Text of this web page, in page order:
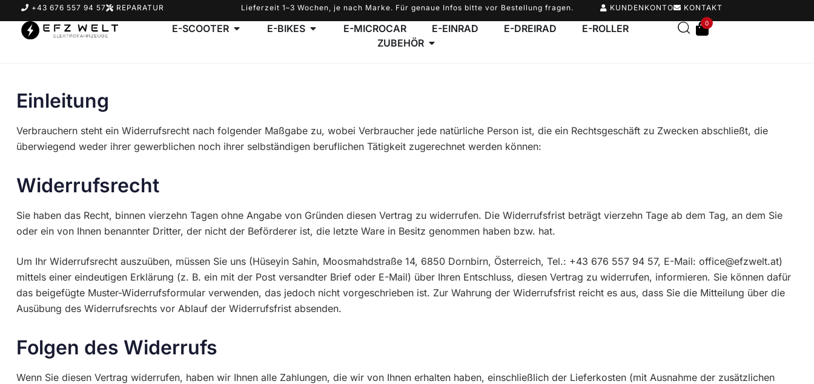
+43 676 557 94 57 REPARATUR Lieferzeit 1–3 Wochen, je nach Marke. Für genaue Infos bitte vor Bestellung fragen. KUNDENKONTO KONTAKT
E-SCOOTER E-BIKES E-MICROCAR E-EINRAD E-DREIRAD
E-ROLLER
ZUBEHÖR
0
Einleitung
Verbrauchern steht ein Widerrufsrecht nach folgender Maßgabe zu, wobei Verbraucher jede natürliche Person ist, die ein Rechtsgeschäft zu Zwecken abschließt, die
überwiegend weder ihrer gewerblichen noch ihrer selbständigen beruflichen Tätigkeit zugerechnet werden können:
Widerrufsrecht
Sie haben das Recht, binnen vierzehn Tagen ohne Angabe von Gründen diesen Vertrag zu widerrufen. Die Widerrufsfrist beträgt vierzehn Tage ab dem Tag, an dem Sie
oder ein von Ihnen benannter Dritter, der nicht der Beförderer ist, die letzte Ware in Besitz genommen haben bzw. hat.
Um Ihr Widerrufsrecht auszuüben, müssen Sie uns (Hüseyin Sahin, Moosmahdstraße 14, 6850 Dornbirn, Österreich, Tel.: +43 676 557 94 57, E-Mail: office@efzwelt.at)
mittels einer eindeutigen Erklärung (z. B. ein mit der Post versandter Brief oder E-Mail) über Ihren Entschluss, diesen Vertrag zu widerrufen, informieren. Sie können dafür
das beigefügte Muster-Widerrufsformular verwenden, das jedoch nicht vorgeschrieben ist. Zur Wahrung der Widerrufsfrist reicht es aus, dass Sie die Mitteilung über die
Ausübung des Widerrufsrechts vor Ablauf der Widerrufsfrist absenden.
Folgen des Widerrufs
Wenn Sie diesen Vertrag widerrufen, haben wir Ihnen alle Zahlungen, die wir von Ihnen erhalten haben, einschließlich der Lieferkosten (mit Ausnahme der zusätzlichen